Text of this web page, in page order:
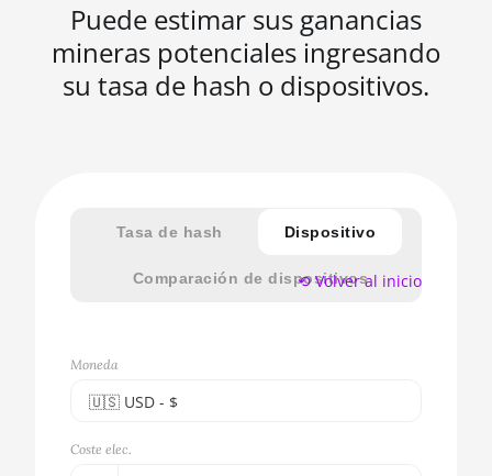
Puede estimar sus ganancias
mineras potenciales ingresando
su tasa de hash o dispositivos.
Tasa de hash Dispositivo
Comparación de dispositivos
Moneda
🇺🇸ㅤ USD - $
🇪🇺ㅤ EUR - €
Coste elec.
⟲ Volver al inicio